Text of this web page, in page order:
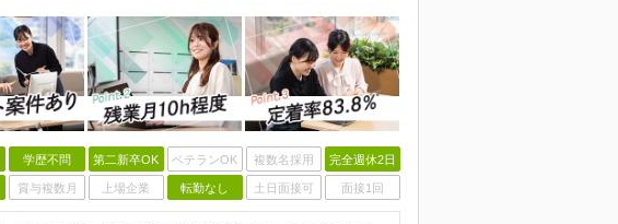
学歴不問 第二新卒OK ベテランOK 複数名採用 完全週休2日
賞与複数月 上場企業 転勤なし 土日面接可 面接1回